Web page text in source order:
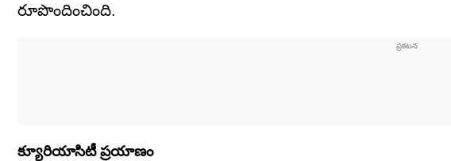
రూపొందించింది.
క్యూరియాసిటీ ప్రయాణం